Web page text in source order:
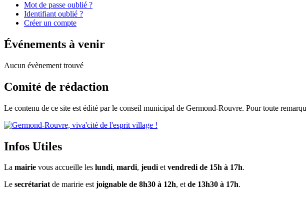
Mot de passe oublié ?
Identifiant oublié ?
Créer un compte
Événements à venir
Aucun évènement trouvé
Comité de rédaction
Le contenu de ce site est édité par le conseil municipal de Germond-Rouvre. Pour toute
Infos Utiles
La mairie vous accueille les lundi, mardi, jeudietvendredi de 15h à 17h.
Le secrétariatde maririe estjoignable de 8h30 à 12h, etde 13h30 à 17h.